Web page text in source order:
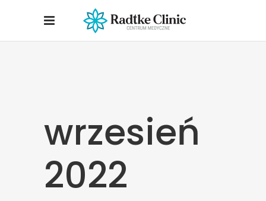
wrzesień
2022